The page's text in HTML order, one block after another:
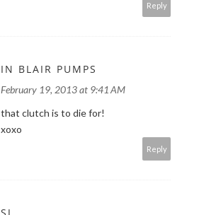
Reply
IN BLAIR PUMPS
February 19, 2013 at 9:41 AM
that clutch is to die for!
xoxo
Reply